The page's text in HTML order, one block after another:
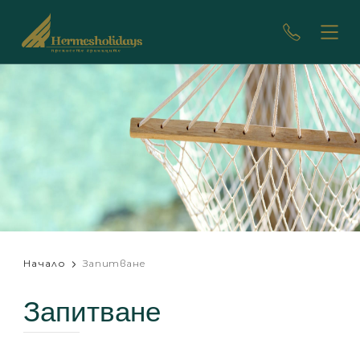
Начало Запитване
Запитване